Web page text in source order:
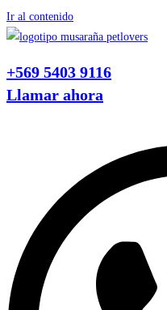
Ir al contenido
+569 5403 9116
Llamar ahora